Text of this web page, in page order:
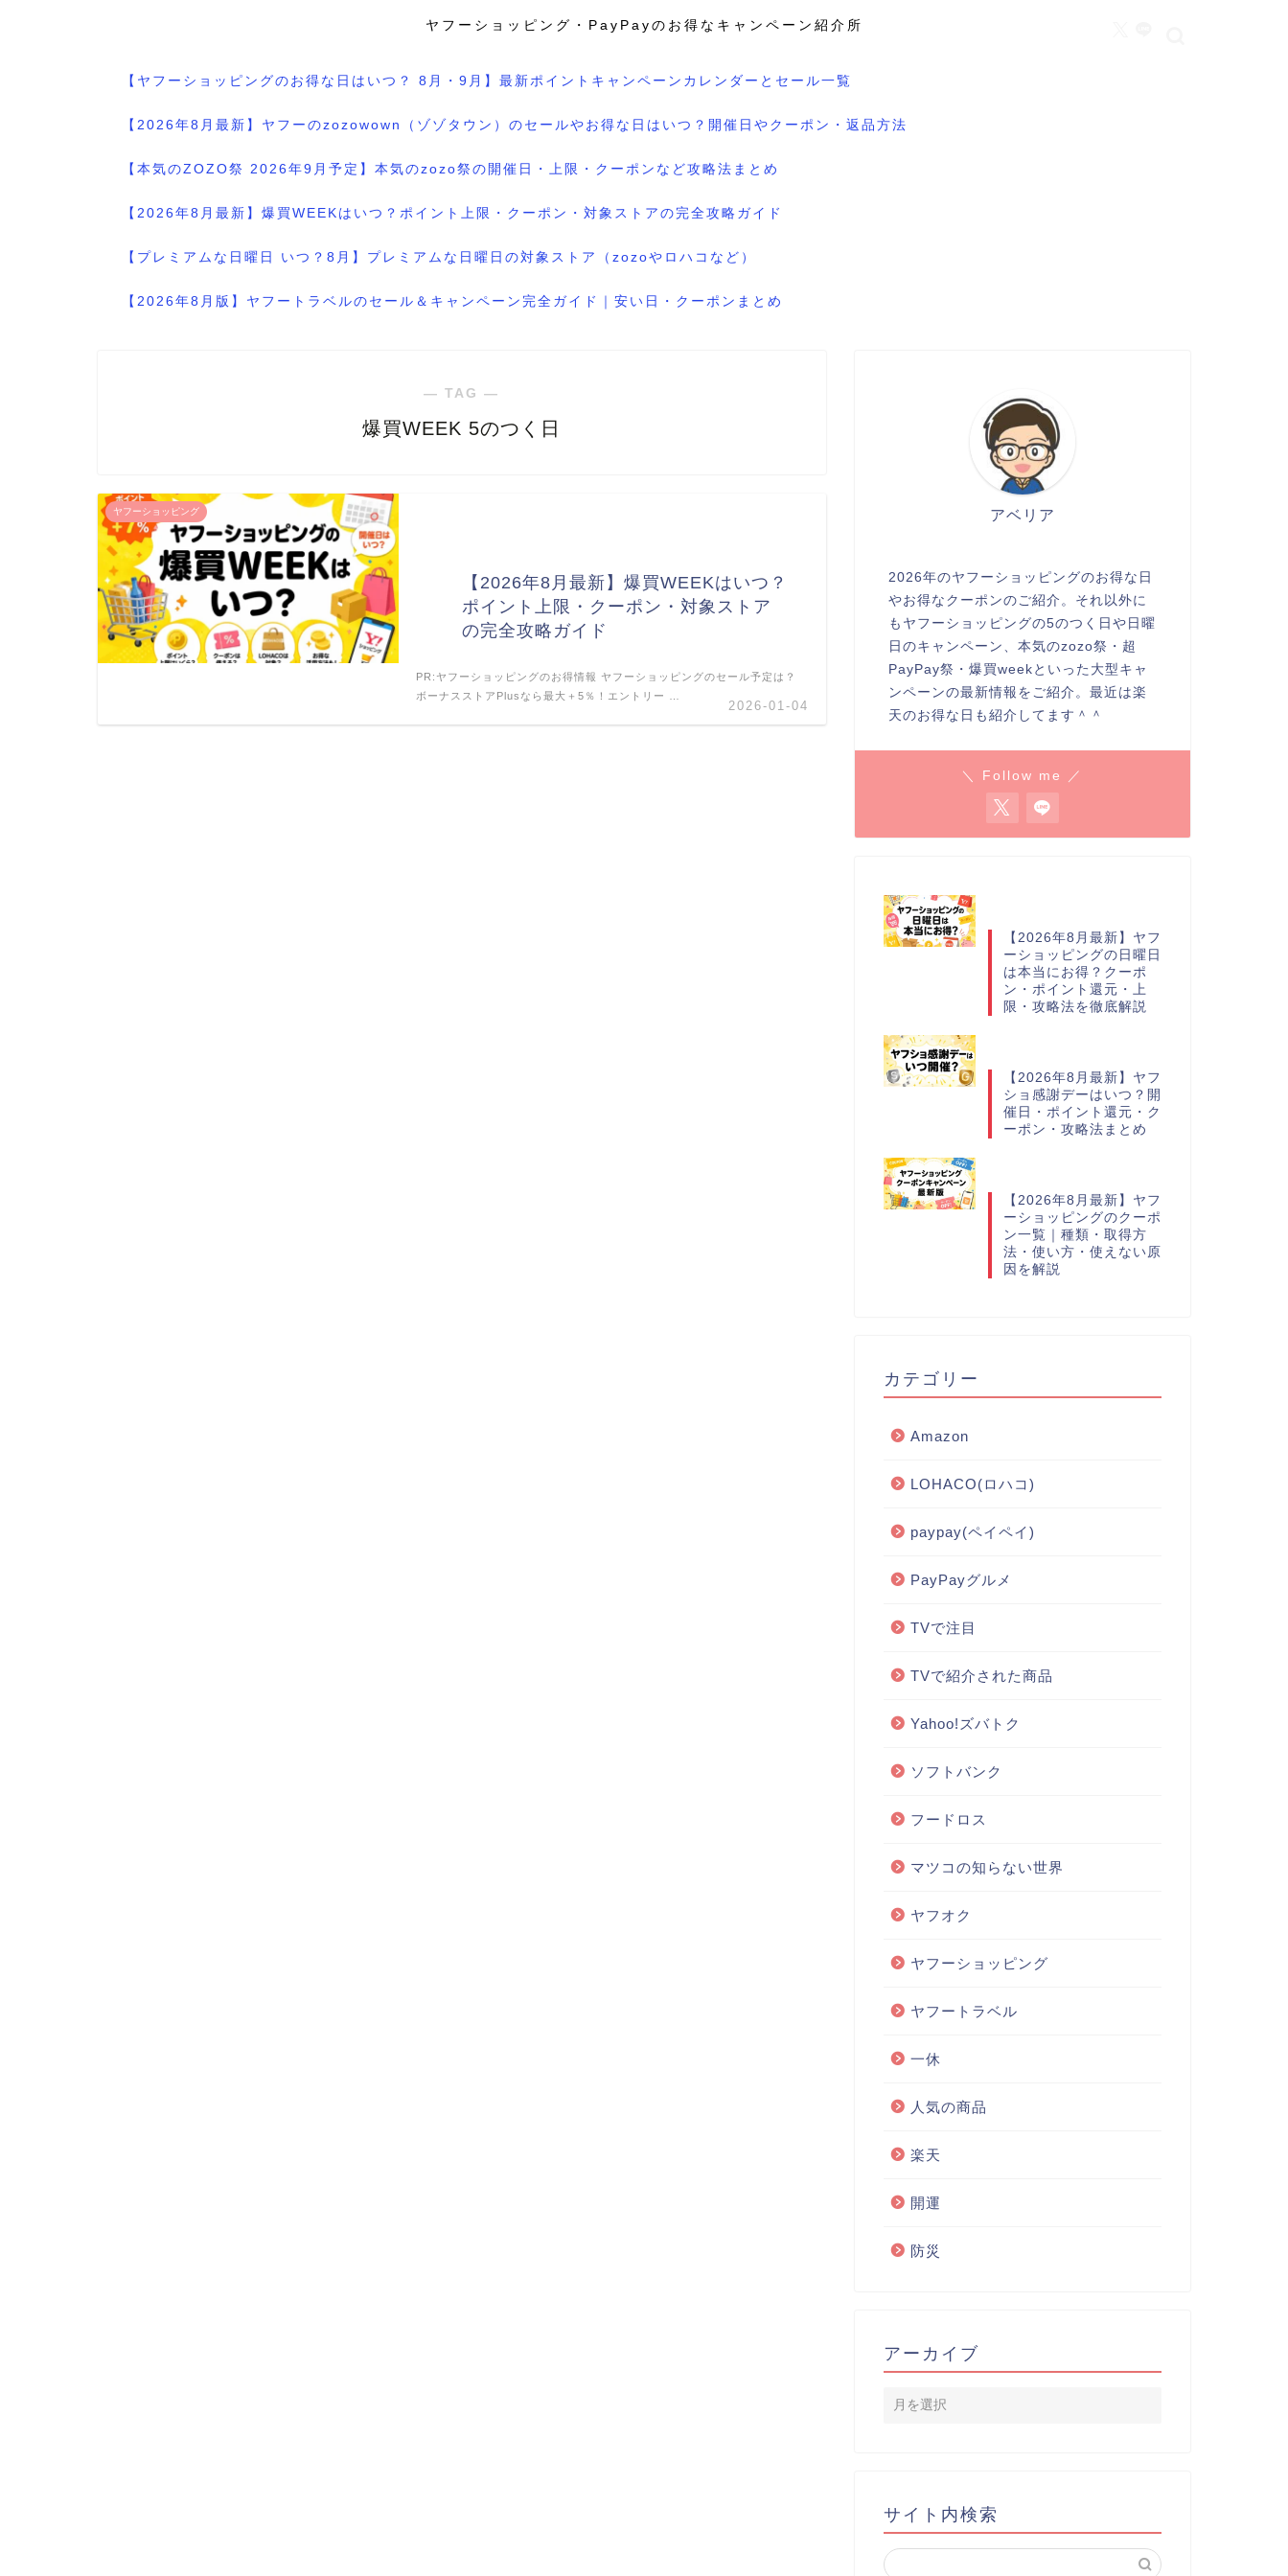
ヤフーショッピング・PayPayのお得なキャンペーン紹介所
【ヤフーショッピングのお得な日はいつ？ 8月・9月】最新ポイントキャンペーンカレンダーとセール一覧
【2026年8月最新】ヤフーのzozowown（ゾゾタウン）のセールやお得な日はいつ？開催日やクーポン・返品方法
【本気のZOZO祭 2026年9月予定】本気のzozo祭の開催日・上限・クーポンなど攻略法まとめ
【2026年8月最新】爆買WEEKはいつ？ポイント上限・クーポン・対象ストアの完全攻略ガイド
【プレミアムな日曜日 いつ？8月】プレミアムな日曜日の対象ストア（zozoやロハコなど）
【2026年8月版】ヤフートラベルのセール＆キャンペーン完全ガイド｜安い日・クーポンまとめ
― TAG ―
爆買WEEK 5のつく日
ヤフーショッピング
【2026年8月最新】爆買WEEKはいつ？
ポイント上限・クーポン・対象ストア
の完全攻略ガイド
2026-01-04
PR:ヤフーショッピングのお得情報 ヤフーショッピングのセール予定は？
ボーナスストアPlusなら最大＋5％！エントリー …
アベリア
2026年のヤフーショッピングのお得な日
やお得なクーポンのご紹介。それ以外に
もヤフーショッピングの5のつく日や日曜
日のキャンペーン、本気のzozo祭・超
PayPay祭・爆買weekといった大型キャ
ンペーンの最新情報をご紹介。最近は楽
天のお得な日も紹介してます＾＾
＼ Follow me ／
【2026年8月最新】ヤフ
ーショッピングの日曜日
は本当にお得？クーポ
ン・ポイント還元・上
限・攻略法を徹底解説
【2026年8月最新】ヤフ
ショ感謝デーはいつ？開
催日・ポイント還元・ク
ーポン・攻略法まとめ
【2026年8月最新】ヤフ
ーショッピングのクーポ
ン一覧｜種類・取得方
法・使い方・使えない原
因を解説
カテゴリー
Amazon
LOHACO(ロハコ)
paypay(ペイペイ)
PayPayグルメ
TVで注目
TVで紹介された商品
Yahoo!ズバトク
ソフトバンク
フードロス
マツコの知らない世界
ヤフオク
ヤフーショッピング
ヤフートラベル
一休
人気の商品
楽天
開運
防災
アーカイブ
サイト内検索